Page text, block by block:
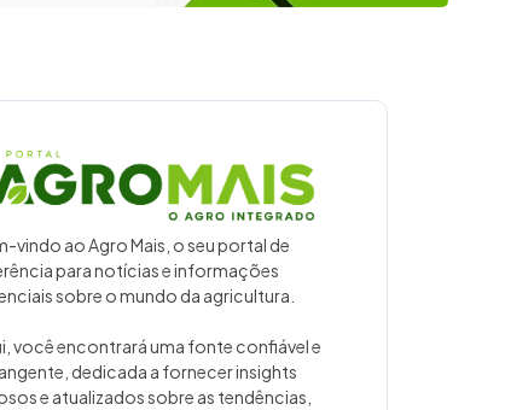
vindo ao Agro Mais, o seu portal de
para notícias e informações
sobre o mundo da agricultura.
você encontrará uma fonte confiável e
dedicada a fornecer insights
e atualizados sobre as tendências,